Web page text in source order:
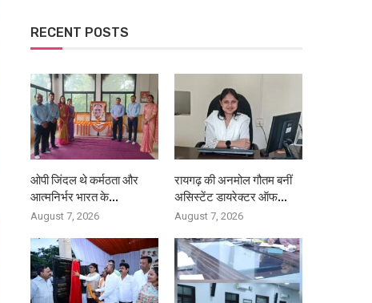
RECENT POSTS
ओपी जिंदल थे कर्मठता और
आत्मनिर्भर भारत के...
August 7, 2026
रायगढ़ की अनमोल गौतम बनीं
असिस्टेंट डायरेक्टर ऑफ...
August 7, 2026